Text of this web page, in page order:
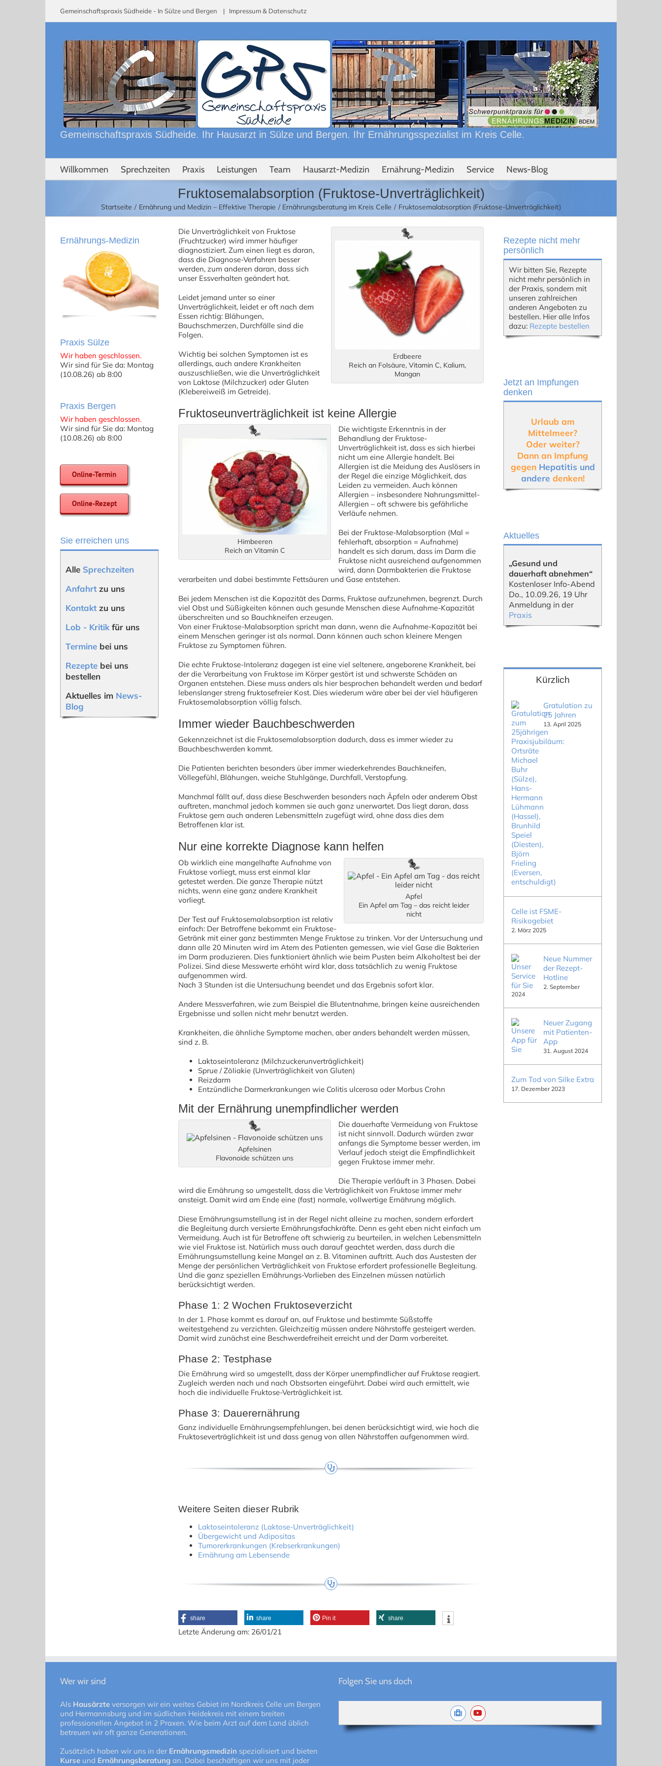
Gemeinschaftspraxis Südheide - In Sülze und Bergen | Impressum & Datenschutz
Gemeinschaftspraxis Südheide. Ihr Hausarzt in Sülze und Bergen. Ihr Ernährungsspezialist im Kreis Celle.
Willkommen Sprechzeiten Praxis Leistungen Team Hausarzt-Medizin Ernährung-Medizin Service News-Blog
Fruktosemalabsorption (Fruktose-Unverträglichkeit)
Startseite Ernährung und Medizin – Effektive Therapie Ernährungsberatung im Kreis Celle Fruktosemalabsorption (Fruktose-Unverträglichkeit)
Erdbeere
Reich an Folsäure, Vitamin C, Kalium,
Mangan
Die Unverträglichkeit von Fruktose
(Fruchtzucker) wird immer häufiger
diagnostiziert. Zum einen liegt es daran,
dass die Diagnose-Verfahren besser
werden, zum anderen daran, dass sich
unser Essverhalten geändert hat.
Leidet jemand unter so einer
Unverträglichkeit, leidet er oft nach dem
Essen richtig: Blähungen,
Bauchschmerzen, Durchfälle sind die
Folgen.
Wichtig bei solchen Symptomen ist es
allerdings, auch andere Krankheiten
auszuschließen, wie die Unverträglichkeit
von Laktose (Milchzucker) oder Gluten
(Klebereiweiß im Getreide).
Fruktoseunverträglichkeit ist keine Allergie
Himbeeren
Reich an Vitamin C
Die wichtigste Erkenntnis in der
Behandlung der Fruktose-
Unverträglichkeit ist, dass es sich hierbei
nicht um eine Allergie handelt. Bei
Allergien ist die Meidung des Auslösers in
der Regel die einzige Möglichkeit, das
Leiden zu vermeiden. Auch können
Allergien – insbesondere Nahrungsmittel-
Allergien – oft schwere bis gefährliche
Verläufe nehmen.
Bei der Fruktose-Malabsorption (Mal =
fehlerhaft, absorption = Aufnahme)
handelt es sich darum, dass im Darm die
Fruktose nicht ausreichend aufgenommen
wird, dann Darmbakterien die Fruktose
verarbeiten und dabei bestimmte Fettsäuren und Gase entstehen.
Bei jedem Menschen ist die Kapazität des Darms, Fruktose aufzunehmen, begrenzt. Durch
viel Obst und Süßigkeiten können auch gesunde Menschen diese Aufnahme-Kapazität
überschreiten und so Bauchkneifen erzeugen.
Von einer Fruktose-Malabsorption spricht man dann, wenn die Aufnahme-Kapazität bei
einem Menschen geringer ist als normal. Dann können auch schon kleinere Mengen
Fruktose zu Symptomen führen.
Die echte Fruktose-Intoleranz dagegen ist eine viel seltenere, angeborene Krankheit, bei
der die Verarbeitung von Fruktose im Körper gestört ist und schwerste Schäden an
Organen entstehen. Diese muss anders als hier besprochen behandelt werden und bedarf
lebenslanger streng fruktosefreier Kost. Dies wiederum wäre aber bei der viel häufigeren
Fruktosemalabsorption völlig falsch.
Immer wieder Bauchbeschwerden
Gekennzeichnet ist die Fruktosemalabsorption dadurch, dass es immer wieder zu
Bauchbeschwerden kommt.
Die Patienten berichten besonders über immer wiederkehrendes Bauchkneifen,
Völlegefühl, Blähungen, weiche Stuhlgänge, Durchfall, Verstopfung.
Manchmal fällt auf, dass diese Beschwerden besonders nach Äpfeln oder anderem Obst
auftreten, manchmal jedoch kommen sie auch ganz unerwartet. Das liegt daran, dass
Fruktose gern auch anderen Lebensmitteln zugefügt wird, ohne dass dies dem
Betroffenen klar ist.
Nur eine korrekte Diagnose kann helfen
Apfel
Ein Apfel am Tag – das reicht leider
nicht
Ob wirklich eine mangelhafte Aufnahme von
Fruktose vorliegt, muss erst einmal klar
getestet werden. Die ganze Therapie nützt
nichts, wenn eine ganz andere Krankheit
vorliegt.
Der Test auf Fruktosemalabsorption ist relativ
einfach: Der Betroffene bekommt ein Fruktose-
Getränk mit einer ganz bestimmten Menge Fruktose zu trinken. Vor der Untersuchung und
dann alle 20 Minuten wird im Atem des Patienten gemessen, wie viel Gase die Bakterien
im Darm produzieren. Dies funktioniert ähnlich wie beim Pusten beim Alkoholtest bei der
Polizei. Sind diese Messwerte erhöht wird klar, dass tatsächlich zu wenig Fruktose
aufgenommen wird.
Nach 3 Stunden ist die Untersuchung beendet und das Ergebnis sofort klar.
Andere Messverfahren, wie zum Beispiel die Blutentnahme, bringen keine ausreichenden
Ergebnisse und sollen nicht mehr benutzt werden.
Krankheiten, die ähnliche Symptome machen, aber anders behandelt werden müssen,
sind z. B.
Laktoseintoleranz (Milchzuckerunverträglichkeit)
Sprue / Zöliakie (Unverträglichkeit von Gluten)
Reizdarm
Entzündliche Darmerkrankungen wie Colitis ulcerosa oder Morbus Crohn
Mit der Ernährung unempfindlicher werden
Apfelsinen
Flavonoide schützen uns
Die dauerhafte Vermeidung von Fruktose
ist nicht sinnvoll. Dadurch würden zwar
anfangs die Symptome besser werden, im
Verlauf jedoch steigt die Empfindlichkeit
gegen Fruktose immer mehr.
Die Therapie verläuft in 3 Phasen. Dabei
wird die Ernährung so umgestellt, dass die Verträglichkeit von Fruktose immer mehr
ansteigt. Damit wird am Ende eine (fast) normale, vollwertige Ernährung möglich.
Diese Ernährungsumstellung ist in der Regel nicht alleine zu machen, sondern erfordert
die Begleitung durch versierte Ernährungsfachkräfte. Denn es geht eben nicht einfach um
Vermeidung. Auch ist für Betroffene oft schwierig zu beurteilen, in welchen Lebensmitteln
wie viel Fruktose ist. Natürlich muss auch darauf geachtet werden, dass durch die
Ernährungsumstellung keine Mangel an z. B. Vitaminen auftritt. Auch das Austesten der
Menge der persönlichen Verträglichkeit von Fruktose erfordert professionelle Begleitung.
Und die ganz speziellen Ernährungs-Vorlieben des Einzelnen müssen natürlich
berücksichtigt werden.
Phase 1: 2 Wochen Fruktoseverzicht
In der 1. Phase kommt es darauf an, auf Fruktose und bestimmte Süßstoffe
weitestgehend zu verzichten. Gleichzeitig müssen andere Nährstoffe gesteigert werden.
Damit wird zunächst eine Beschwerdefreiheit erreicht und der Darm vorbereitet.
Phase 2: Testphase
Die Ernährung wird so umgestellt, dass der Körper unempfindlicher auf Fruktose reagiert.
Zugleich werden nach und nach Obstsorten eingeführt. Dabei wird auch ermittelt, wie
hoch die individuelle Fruktose-Verträglichkeit ist.
Phase 3: Dauerernährung
Ganz individuelle Ernährungsempfehlungen, bei denen berücksichtigt wird, wie hoch die
Fruktoseverträglichkeit ist und dass genug von allen Nährstoffen aufgenommen wird.
Weitere Seiten dieser Rubrik
Laktoseintoleranz (Laktose-Unverträglichkeit)
Übergewicht und Adipositas
Tumorerkrankungen (Krebserkrankungen)
Ernährung am Lebensende
share share Pin it share
Letzte Änderung am: 26/01/21
Ernährungs-Medizin
Praxis Sülze
Wir haben geschlossen.
Wir sind für Sie da: Montag
(10.08.26) ab 8:00
Praxis Bergen
Wir haben geschlossen.
Wir sind für Sie da: Montag
(10.08.26) ab 8:00
Online-Termin
Online-Rezept
Sie erreichen uns
Alle Sprechzeiten
Anfahrtzu uns
Kontaktzu uns
Lob - Kritik für uns
Termine bei uns
Rezepte bei uns
bestellen
Aktuelles im News-
Blog
Rezepte nicht mehr
persönlich
Wir bitten Sie, Rezepte
nicht mehr persönlich in
der Praxis, sondern mit
unseren zahlreichen
anderen Angeboten zu
bestellen. Hier alle Infos
dazu: Rezepte bestellen
Jetzt an Impfungen
denken
Urlaub am
Mittelmeer?
Oder weiter?
Dann an Impfung
gegen Hepatitis und
andere denken!
Aktuelles
„Gesund und
dauerhaft abnehmen“
Kostenloser Info-Abend
Do., 10.09.26, 19 Uhr
Anmeldung in der
Praxis
Kürzlich
Gratulation zu
25 Jahren
13. April 2025
Celle ist FSME-
Risikogebiet
2. März 2025
Neue Nummer
der Rezept-
Hotline
2. September
2024
Neuer Zugang
mit Patienten-
App
31. August 2024
Zum Tod von Silke Extra
17. Dezember 2023
Wer wir sind
Als Hausärzte versorgen wir ein weites Gebiet im Nordkreis Celle um Bergen
und Hermannsburg und im südlichen Heidekreis mit einem breiten
professionellen Angebot in 2 Praxen. Wie beim Arzt auf dem Land üblich
betreuen wir oft ganze Generationen.
Zusätzlich haben wir uns in der Ernährungsmedizin spezialisiert und bieten
Kurse und Ernährungsberatung an. Dabei beschäftigen wir uns mit jeder
Folgen Sie uns doch